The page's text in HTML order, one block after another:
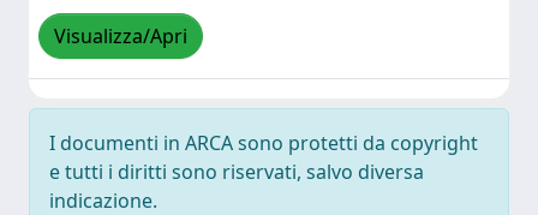
Visualizza/Apri
I documenti in ARCA sono protetti da copyright
e tutti i diritti sono riservati, salvo diversa
indicazione.